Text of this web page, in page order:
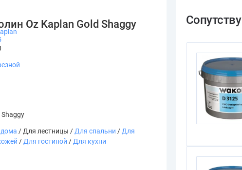
Oz Kaplan Gold Shaggy
Shaggy
/ Для лестницы /Для спальни /Для
/Для гостиной /Для кухни